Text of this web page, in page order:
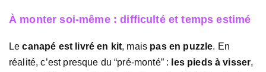
À monter soi-même : difficulté et temps estimé
Lecanapé est livré en kit, mais pas en puzzle. En
réalité, c’est presque du “pré-monté” : les pieds à visser,